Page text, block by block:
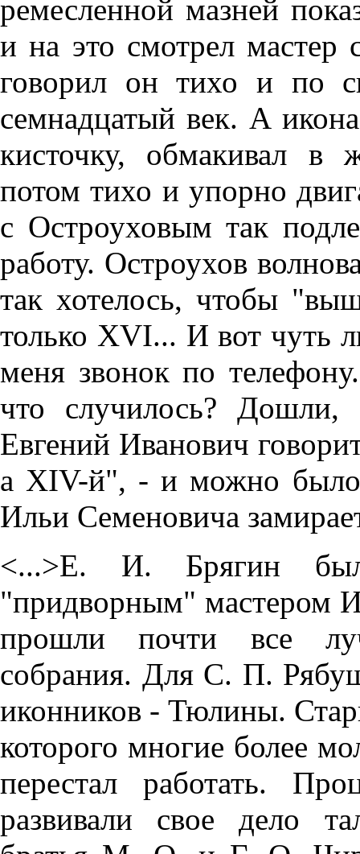
ремесленной мазней
и на это смотрел мастер
говорил он тихо и по
семнадцатый век. А
кисточку, обмакивал в
потом тихо и упорно
с Остроуховым так
работу. Остроухов
так хотелось, чтобы
только XVI... И вот чуть
меня звонок по
что случилось? Дошли,
Евгений Иванович
а XIV-й", - и можно было
Ильи Семеновича
<...>Е. И. Брягин
"придворным" мастером
прошли почти все
собрания. Для С. П.
иконников - Тюлины.
которого многие более
перестал работать.
развивали свое дело